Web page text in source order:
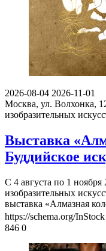
2026-08-04 2026-11-01
Москва, ул. Волхонка,
изобразительных
Выставка
Буддийское
С 4 августа по 1 ноября
изобразительных
выставка «Алмазная
https://schema.org/InStock
846 0